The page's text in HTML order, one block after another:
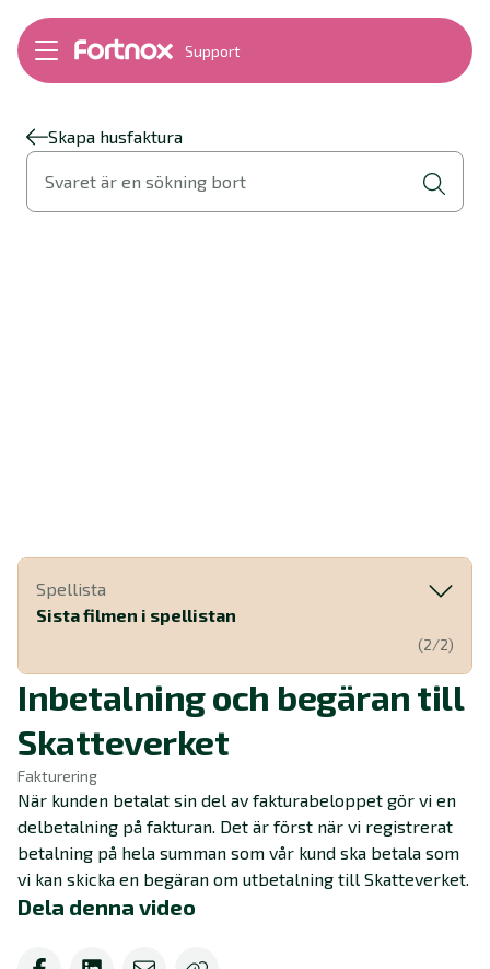
Support
Bokföring
Fakturering
Byt till Fortnox
Felsökning
Skapa husfaktura
Svaret är en sökning bort
Spellista
Sista filmen i spellistan
(2/2)
Inbetalning och begäran till
Skatteverket
Fakturering
När kunden betalat sin del av fakturabeloppet gör vi en
delbetalning på fakturan. Det är först när vi registrerat
betalning på hela summan som vår kund ska betala som
vi kan skicka en begäran om utbetalning till Skatteverket.
Dela denna video